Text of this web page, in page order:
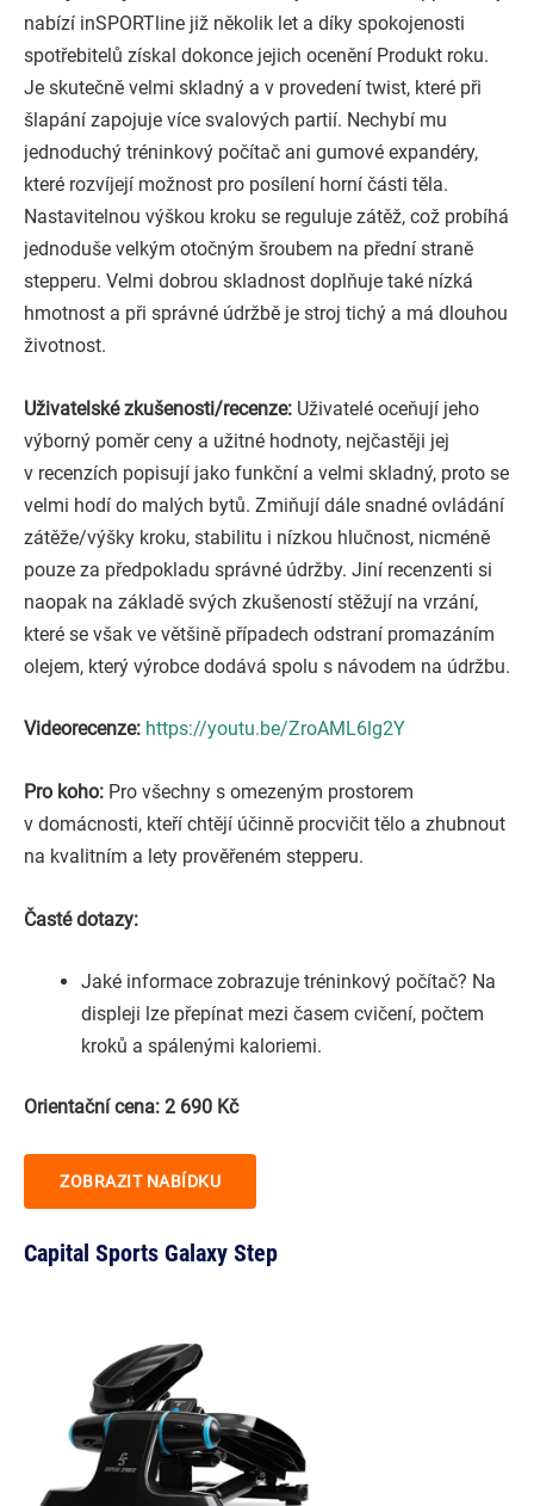
nabízí inSPORTline již několik let a díky spokojenosti
spotřebitelů získal dokonce jejich ocenění Produkt roku.
Je skutečně velmi skladný a v provedení twist, které při
šlapání zapojuje více svalových partií. Nechybí mu
jednoduchý tréninkový počítač ani gumové expandéry,
které rozvíjejí možnost pro posílení horní části těla.
Nastavitelnou výškou kroku se reguluje zátěž, což probíhá
jednoduše velkým otočným šroubem na přední straně
stepperu. Velmi dobrou skladnost doplňuje také nízká
hmotnost a při správné údržbě je stroj tichý a má dlouhou
životnost.
Uživatelské zkušenosti/recenze: Uživatelé oceňují jeho
výborný poměr ceny a užitné hodnoty, nejčastěji jej
v recenzích popisují jako funkční a velmi skladný, proto se
velmi hodí do malých bytů. Zmiňují dále snadné ovládání
zátěže/výšky kroku, stabilitu i nízkou hlučnost, nicméně
pouze za předpokladu správné údržby. Jiní recenzenti si
naopak na základě svých zkušeností stěžují na vrzání,
které se však ve většině případech odstraní promazáním
olejem, který výrobce dodává spolu s návodem na údržbu.
Videorecenze: https://youtu.be/ZroAML6lg2Y
Pro koho: Pro všechny s omezeným prostorem
v domácnosti, kteří chtějí účinně procvičit tělo a zhubnout
na kvalitním a lety prověřeném stepperu.
Časté dotazy:
Jaké informace zobrazuje tréninkový počítač? Na
displeji lze přepínat mezi časem cvičení, počtem
kroků a spálenými kaloriemi.
Orientační cena: 2 690 Kč
ZOBRAZIT NABÍDKU
Capital Sports Galaxy Step